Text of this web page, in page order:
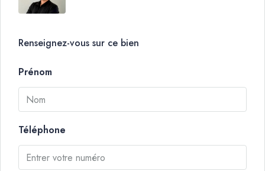
Renseignez-vous sur ce bien
Prénom
Téléphone